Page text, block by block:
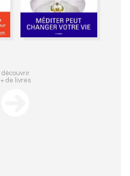
découvrir
+ de livres